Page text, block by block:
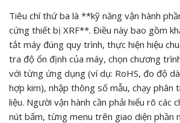
Tiêu chí thứ ba là **kỹ năng vận hành
cứng thiết bị XRF**. Điều này bao gồm
tắt máy đúng quy trình, thực hiện hiệu
tra độ ổn định của máy, chọn chương
với từng ứng dụng (ví dụ: RoHS, đo độ
hợp kim), nhập thông số mẫu, chạy phân
liệu. Người vận hành cần phải hiểu rõ các
nút bấm, từng menu trên giao diện phần